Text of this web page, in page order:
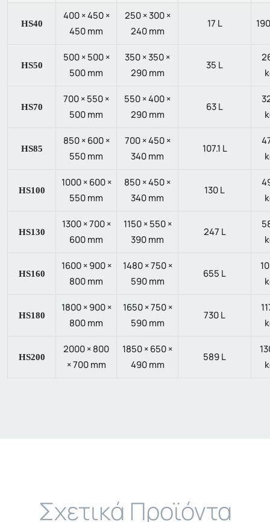
HS40
400 × 450 ×
450 mm
250 × 300 ×
240 mm
17 L
HS50
500 × 500 ×
500 mm
350 × 350 ×
290 mm
35 L
HS70
700 × 550 ×
500 mm
550 × 400 ×
290 mm
63 L
HS85
850 × 600 ×
550 mm
700 × 450 ×
340 mm
107.1 L
HS100
1000 × 600 ×
550 mm
850 × 450 ×
340 mm
130 L
HS130
1300 × 700 ×
600 mm
1150 × 550 ×
390 mm
247 L
HS160
1600 × 900 ×
800 mm
1480 × 750 ×
590 mm
655 L
HS180
1800 × 900 ×
800 mm
1650 × 750 ×
590 mm
730 L
HS200
2000 × 800
× 700 mm
1850 × 650 ×
490 mm
589 L
Σχετικά Προϊόντα